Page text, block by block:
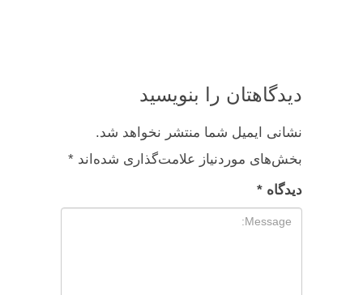
دیدگاهتان را بنویسید
نشانی ایمیل شما منتشر نخواهد شد.
بخش‌های موردنیاز علامت‌گذاری شده‌اند *
دیدگاه *